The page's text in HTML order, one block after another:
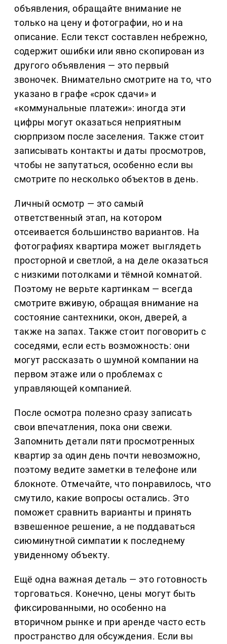
объявления, обращайте внимание не
только на цену и фотографии, но и на
описание. Если текст составлен небрежно,
содержит ошибки или явно скопирован из
другого объявления — это первый
звоночек. Внимательно смотрите на то, что
указано в графе «срок сдачи» и
«коммунальные платежи»: иногда эти
цифры могут оказаться неприятным
сюрпризом после заселения. Также стоит
записывать контакты и даты просмотров,
чтобы не запутаться, особенно если вы
смотрите по несколько объектов в день.
Личный осмотр — это самый
ответственный этап, на котором
отсеивается большинство вариантов. На
фотографиях квартира может выглядеть
просторной и светлой, а на деле оказаться
с низкими потолками и тёмной комнатой.
Поэтому не верьте картинкам — всегда
смотрите вживую, обращая внимание на
состояние сантехники, окон, дверей, а
также на запах. Также стоит поговорить с
соседями, если есть возможность: они
могут рассказать о шумной компании на
первом этаже или о проблемах с
управляющей компанией.
После осмотра полезно сразу записать
свои впечатления, пока они свежи.
Запомнить детали пяти просмотренных
квартир за один день почти невозможно,
поэтому ведите заметки в телефоне или
блокноте. Отмечайте, что понравилось, что
смутило, какие вопросы остались. Это
поможет сравнить варианты и принять
взвешенное решение, а не поддаваться
сиюминутной симпатии к последнему
увиденному объекту.
Ещё одна важная деталь — это готовность
торговаться. Конечно, цены могут быть
фиксированными, но особенно на
вторичном рынке и при аренде часто есть
пространство для обсуждения. Если вы